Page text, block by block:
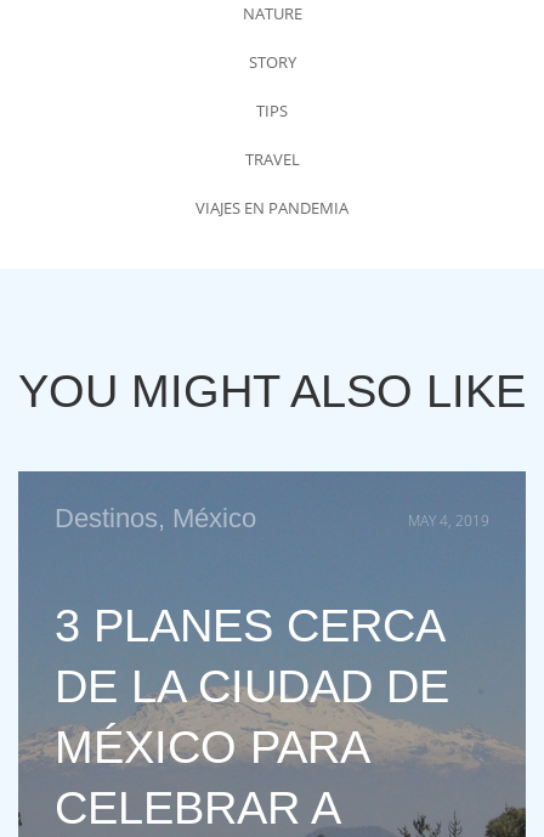
NATURE
STORY
TIPS
TRAVEL
VIAJES EN PANDEMIA
YOU MIGHT ALSO LIKE
Destinos, México MAY 4, 2019
3 PLANES CERCA
DE LA CIUDAD DE
MÉXICO PARA
CELEBRAR A